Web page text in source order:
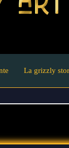
La grizzly